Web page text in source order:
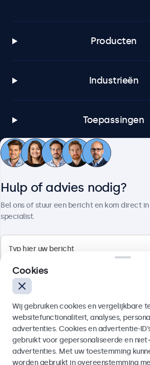
Producten
Industrieën
Toepassingen
Klantenservice
4.8/5 door 5000+
Nederlands
Hulp of advies nodig?
Bel ons of stuur een bericht en kom direct
specialist.
Verzenden
Cookies
Wij gebruiken cookies en vergelijkbare
websitefunctionaliteit, analyses,
advertenties. Cookies en advertentie-
gebruikt voor gepersonaliseerde en
advertenties. Met uw toestemming
worden gebruikt in overeenstemming